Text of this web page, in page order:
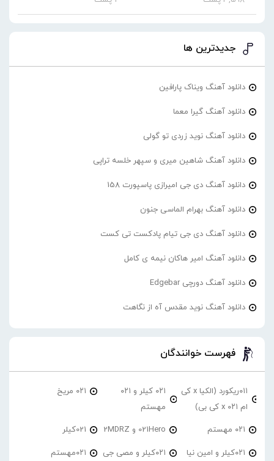
جدیدترین ها
دانلود آهنگ ویناک پارافین
دانلود آهنگ گیرا معما
دانلود آهنگ نوید زردی تو گولی
دانلود آهنگ شاهین میری و سپهر خلسه تراپی
دانلود آهنگ دی جی امیرازی پاسپورت 158
دانلود آهنگ بهرام الماسی جنون
دانلود آهنگ دی جی تیام پادکست تی کست
دانلود آهنگ امیر هاکان نیمه ی کامل
دانلود آهنگ دورچی Edgebar
دانلود آهنگ نوید مقدس آه از نگاهت
فهرست خوانندگان
۰۱۱ریکورد (الکیا x کی
ام ۰۲۱ x کی بی)
۰۲۱ کیلر و ۰۲۱
مهستم
۰۲۱ مریخ
۰۲۱ مهستم 021Hero و 2MDRZ 021کیلر
۰۲۱کیلر و امین نیا ۰۲۱کیلر و مصی جی ۰۲۱مهستم